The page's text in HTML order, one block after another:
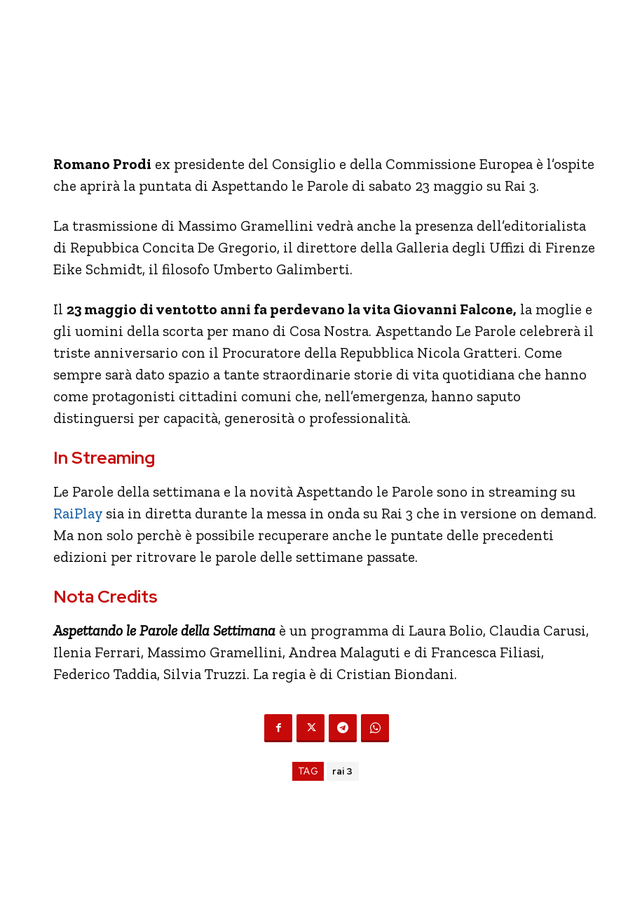
Romano Prodi ex presidente del Consiglio e della Commissione Europea è l’ospite
che aprirà la puntata di Aspettando le Parole di sabato 23 maggio su Rai 3.
La trasmissione di Massimo Gramellini vedrà anche la presenza dell’editorialista
di Repubbica Concita De Gregorio, il direttore della Galleria degli Uffizi di Firenze
Eike Schmidt, il filosofo Umberto Galimberti.
Il 23 maggio di ventotto anni fa perdevano la vita Giovanni Falcone, la moglie e
gli uomini della scorta per mano di Cosa Nostra. Aspettando Le Parole celebrerà il
triste anniversario con il Procuratore della Repubblica Nicola Gratteri. Come
sempre sarà dato spazio a tante straordinarie storie di vita quotidiana che hanno
come protagonisti cittadini comuni che, nell’emergenza, hanno saputo
distinguersi per capacità, generosità o professionalità.
In Streaming
Le Parole della settimana e la novità Aspettando le Parole sono in streaming su
RaiPlay sia in diretta durante la messa in onda su Rai 3 che in versione on demand.
Ma non solo perchè è possibile recuperare anche le puntate delle precedenti
edizioni per ritrovare le parole delle settimane passate.
Nota Credits
Aspettando le Parole della Settimana è un programma di Laura Bolio, Claudia Carusi,
Ilenia Ferrari, Massimo Gramellini, Andrea Malaguti e di Francesca Filiasi,
Federico Taddia, Silvia Truzzi. La regia è di Cristian Biondani.
TAG rai 3